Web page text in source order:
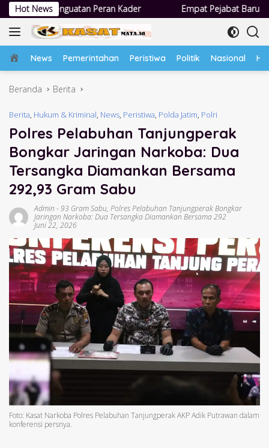
Langsung
ke
konten
Hot News
Kader Empat Pejabat Baru Pemdes Semampir
Home
News Pemerintahan Peristiwa Politik Nasional
Beranda Berita
Berita, Hukum & Kriminal, News, Peristiwa, Polda Jatim, Polri
Polres Pelabuhan Tanjungperak
Bongkar Jaringan Narkoba: Dua
Tersangka Diamankan Bersama
292,93 Gram Sabu
Admin -93 Gram Sabu, Polres Pelabuhan Tanjungperak Bongkar
Jaringan Narkoba: Dua Tersangka Diamankan Bersama 292
Juni 22, 2026
Foto: Kasat Narkoba Polres Pelabuhan Tanjungperak AKP Adik Putrawan dalam
konferensi persnya.